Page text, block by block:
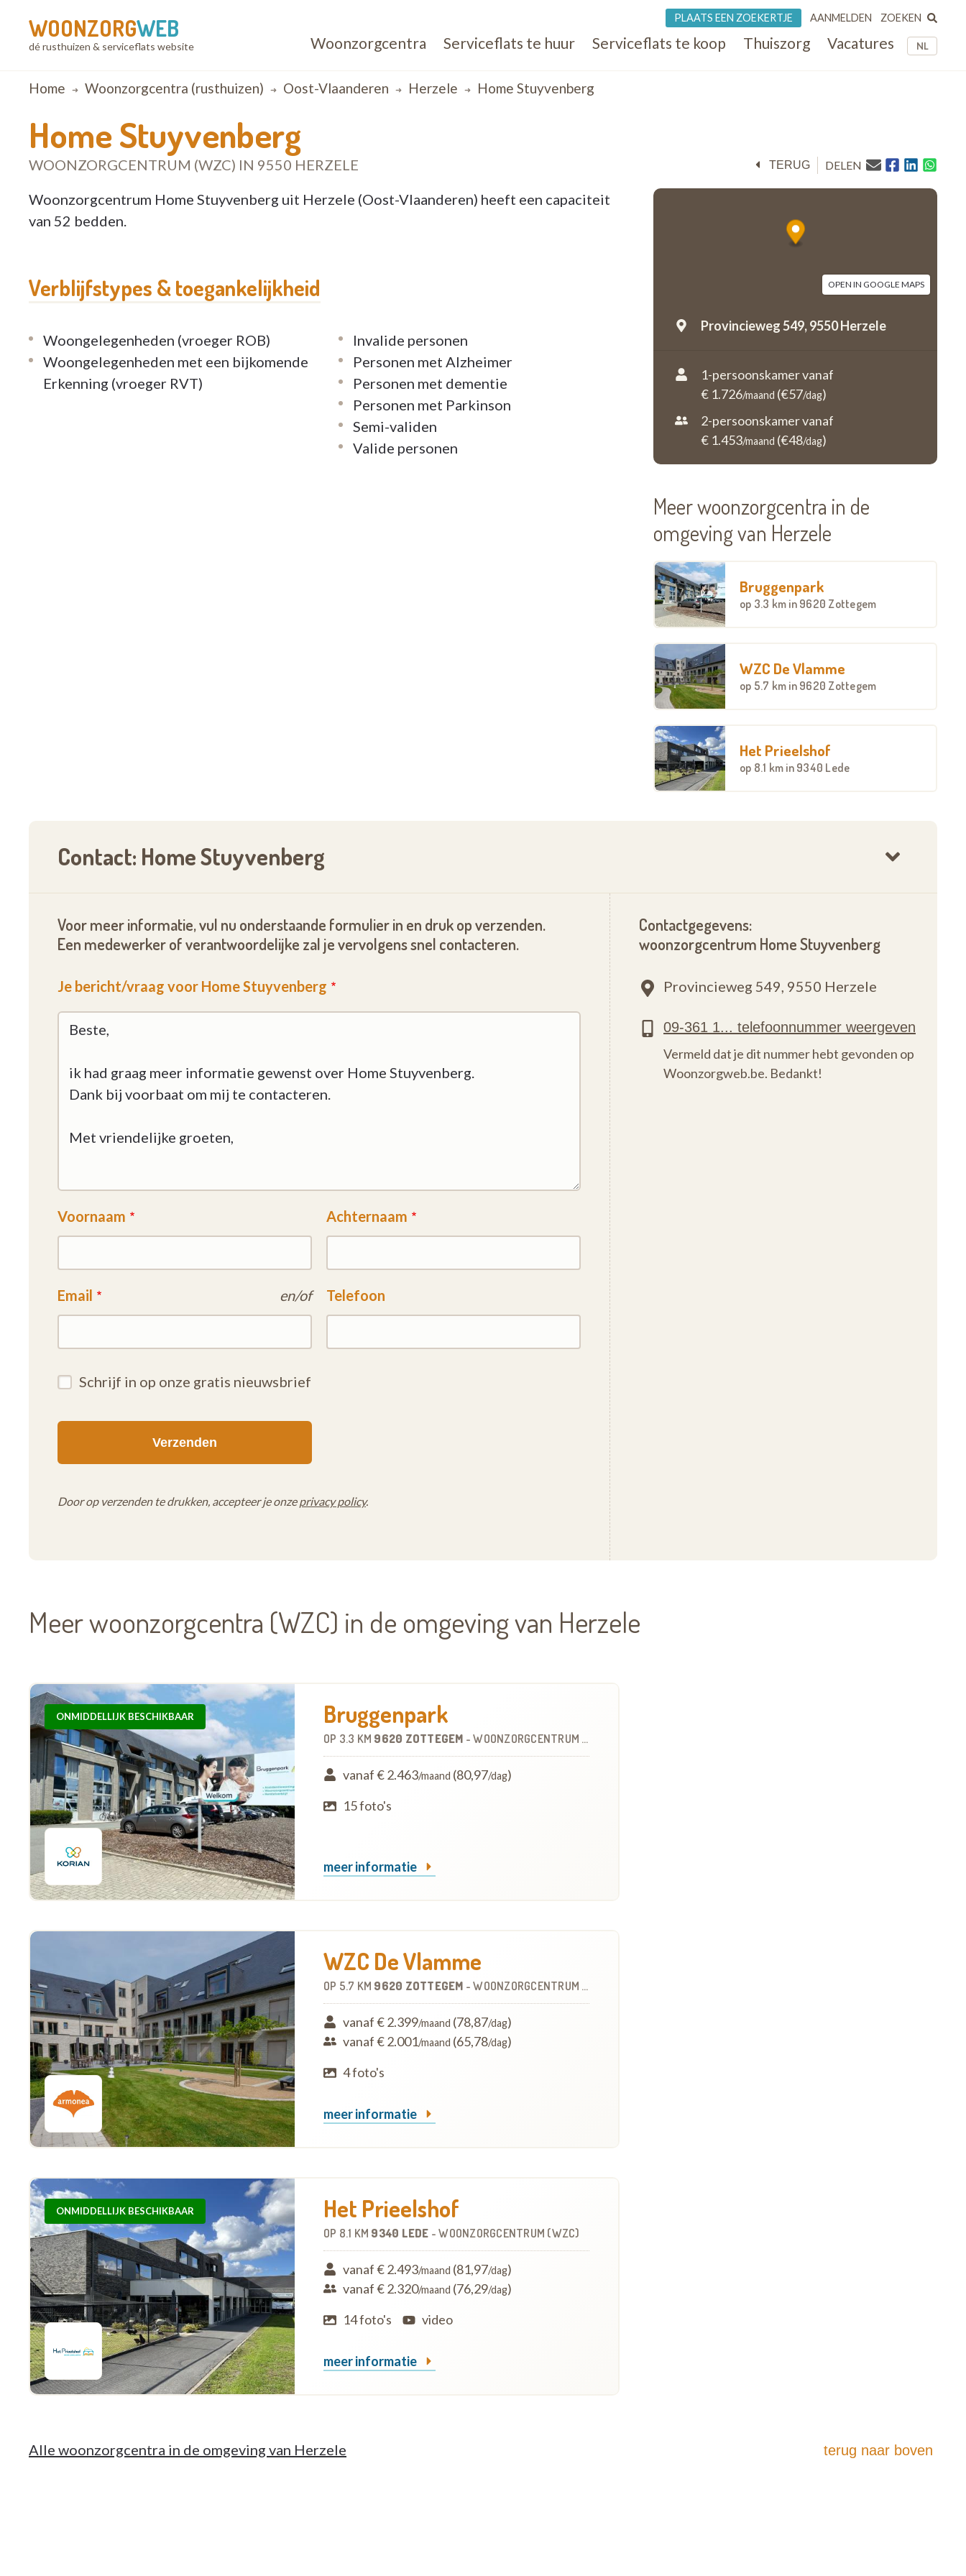
WOONZORGWEB
dé rusthuizen & serviceflats website NL
Woonzorgcentra Serviceflats te huur Serviceflats te koop Thuiszorg Vacatures
PLAATS EEN ZOEKERTJE AANMELDEN ZOEKEN
Breadcrumb
Home Woonzorgcentra (rusthuizen) Oost-Vlaanderen Herzele Home Stuyvenberg
Home Stuyvenberg
WOONZORGCENTRUM (WZC) IN 9550 HERZELE TERUG DELEN
OPEN IN GOOGLE MAPS
Provincieweg 549,9550 Herzele
1-persoonskamer vanaf
€ 1.726/maand (€57/dag)
2-persoonskamer vanaf
€ 1.453/maand (€48/dag)
Woonzorgcentrum Home Stuyvenberg uit Herzele (Oost-Vlaanderen) heeft een capaciteit
van 52 bedden.
Verblijfstypes & toegankelijkheid
Woongelegenheden (vroeger ROB)
Woongelegenheden met een bijkomende
Erkenning (vroeger RVT)
Invalide personen
Personen met Alzheimer
Personen met dementie
Personen met Parkinson
Semi-validen
Valide personen
Meer woonzorgcentra in de
omgeving van Herzele
Bruggenpark
op 3.3 km in 9620 Zottegem
WZC De Vlamme
op 5.7 km in 9620 Zottegem
Het Prieelshof
op 8.1 km in 9340 Lede
Contact: Home Stuyvenberg
Voor meer informatie, vul nu onderstaande formulier in en druk op verzenden.
Een medewerker of verantwoordelijke zal je vervolgens snel contacteren.
Je bericht/vraag voor Home Stuyvenberg
Voornaam Achternaam
Email en/of Telefoon
Schrijf in op onze gratis nieuwsbrief
Door op verzenden te drukken, accepteer je onzeprivacy policy.
Contactgegevens:
woonzorgcentrum Home Stuyvenberg
Provincieweg 549, 9550 Herzele
Vermeld dat je dit nummer hebt gevonden op
Woonzorgweb.be. Bedankt!
Meer woonzorgcentra (WZC) in de omgeving van Herzele
ONMIDDELLIJK BESCHIKBAAR Bruggenpark
OP 3.3 KM 9620 ZOTTEGEM -WOONZORGCENTRUM (WZC)
vanaf € 2.463/maand (80,97/dag)
15 foto's
meer informatie
WZC De Vlamme
OP 5.7 KM 9620 ZOTTEGEM -WOONZORGCENTRUM (WZC)
vanaf € 2.399/maand (78,87/dag)
vanaf € 2.001/maand (65,78/dag)
4 foto's
meer informatie
ONMIDDELLIJK BESCHIKBAAR Het Prieelshof
OP 8.1 KM 9340 LEDE -WOONZORGCENTRUM (WZC)
vanaf € 2.493/maand (81,97/dag)
vanaf € 2.320/maand (76,29/dag)
14 foto's
video
meer informatie
Alle woonzorgcentra in de omgeving van Herzele terug naar boven